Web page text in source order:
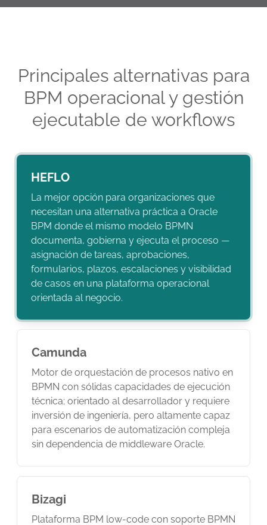
Principales alternativas para
BPM operacional y gestión
ejecutable de workflows
HEFLO
La mejor opción para organizaciones que
necesitan una alternativa práctica a Oracle
BPM donde el mismo modelo BPMN
documenta, gobierna y ejecuta el proceso —
asignación de tareas, aprobaciones,
formularios, plazos, escalaciones y visibilidad
de casos en una plataforma operacional
orientada al negocio.
Camunda
Motor de orquestación de procesos nativo en
BPMN con sólidas capacidades de ejecución
técnica; orientado al desarrollador y requiere
inversión de ingeniería, pero altamente capaz
para escenarios de automatización compleja
sin dependencia de middleware Oracle.
Bizagi
Plataforma BPM low-code con soporte BPMN